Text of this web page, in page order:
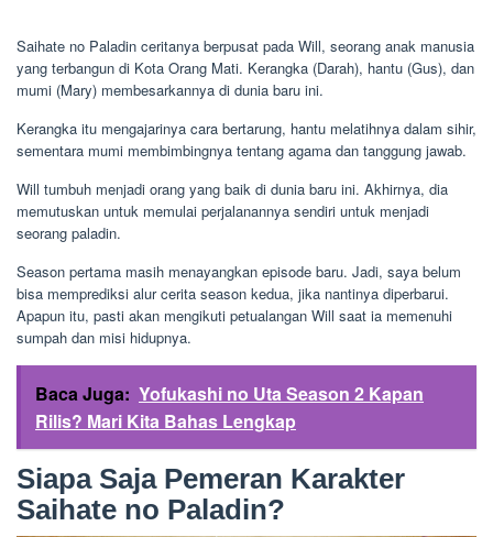
Saihate no Paladin ceritanya berpusat pada Will, seorang anak manusia
yang terbangun di Kota Orang Mati. Kerangka (Darah), hantu (Gus), dan
mumi (Mary) membesarkannya di dunia baru ini.
Kerangka itu mengajarinya cara bertarung, hantu melatihnya dalam sihir,
sementara mumi membimbingnya tentang agama dan tanggung jawab.
Will tumbuh menjadi orang yang baik di dunia baru ini. Akhirnya, dia
memutuskan untuk memulai perjalanannya sendiri untuk menjadi
seorang paladin.
Season pertama masih menayangkan episode baru. Jadi, saya belum
bisa memprediksi alur cerita season kedua, jika nantinya diperbarui.
Apapun itu, pasti akan mengikuti petualangan Will saat ia memenuhi
sumpah dan misi hidupnya.
Baca Juga: Yofukashi no Uta Season 2 Kapan
Rilis? Mari Kita Bahas Lengkap
Siapa Saja Pemeran Karakter
Saihate no Paladin?